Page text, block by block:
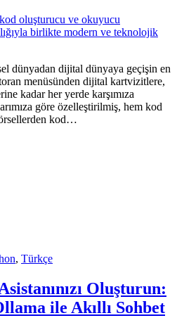
dünyadan dijital dünyaya geçişin en
menüsünden dijital kartvizitlere,
kadar her yerde karşımıza
göre özelleştirilmiş, hem kod
kod…
, Türkçe
Oluşturun:
ile Akıllı Sohbet